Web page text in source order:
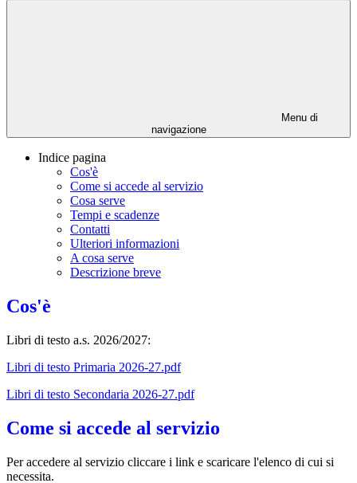
Menu di
navigazione
Indice pagina
Cos'è
Come si accede al servizio
Cosa serve
Tempi e scadenze
Contatti
Ulteriori informazioni
A cosa serve
Descrizione breve
Cos'è
Libri di testo a.s. 2026/2027:
Libri di testo Primaria 2026-27.pdf
Libri di testo Secondaria 2026-27.pdf
Come si accede al servizio
Per accedere al servizio cliccare i link e scaricare l'elenco di cui si
necessita.